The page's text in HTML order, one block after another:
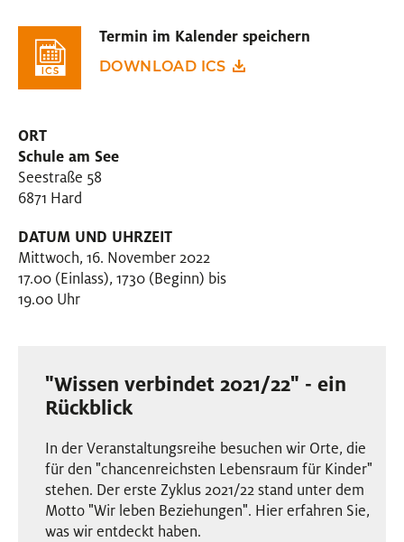
Termin im Kalender speichern
DOWNLOAD ICS
ORT
Schule am See
Seestraße 58
6871 Hard
DATUM UND UHRZEIT
Mittwoch, 16. November 2022
17.00 (Einlass), 1730 (Beginn) bis
19.00 Uhr
"Wissen verbindet 2021/22" - ein
Rückblick
In der Veranstaltungsreihe besuchen wir Orte, die
für den "chancenreichsten Lebensraum für Kinder"
stehen. Der erste Zyklus 2021/22 stand unter dem
Motto "Wir leben Beziehungen". Hier erfahren Sie,
was wir entdeckt haben.